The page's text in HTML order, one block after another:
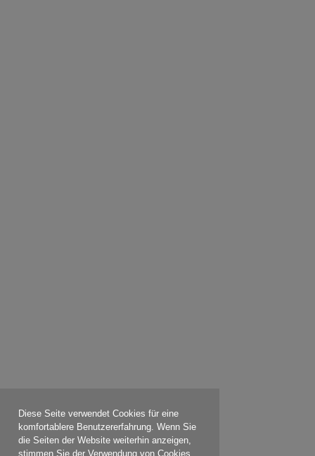
Diese Seite verwendet Cookies für eine
komfortablere Benutzererfahrung. Wenn Sie
die Seiten der Website weiterhin anzeigen,
stimmen Sie der Verwendung von Cookies